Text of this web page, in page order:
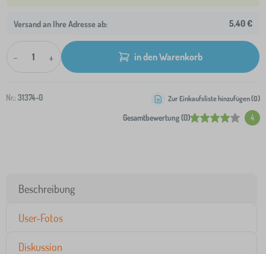
Versand an Ihre Adresse ab: 5,40 €
- + in den Warenkorb
Nr.: 31374-0
Gesamtbewertung (0) 4
Zur Einkaufsliste hinzufügen (0)
Beschreibung
User-Fotos
Diskussion